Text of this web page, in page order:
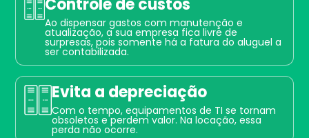
Controle de custos
Ao dispensar gastos com manutenção e
atualização, a sua empresa fica livre de
surpresas, pois somente há a fatura do aluguel a
ser contabilizada.
Evita a depreciação
Com o tempo, equipamentos de TI se tornam
obsoletos e perdem valor. Na locação, essa
perda não ocorre.